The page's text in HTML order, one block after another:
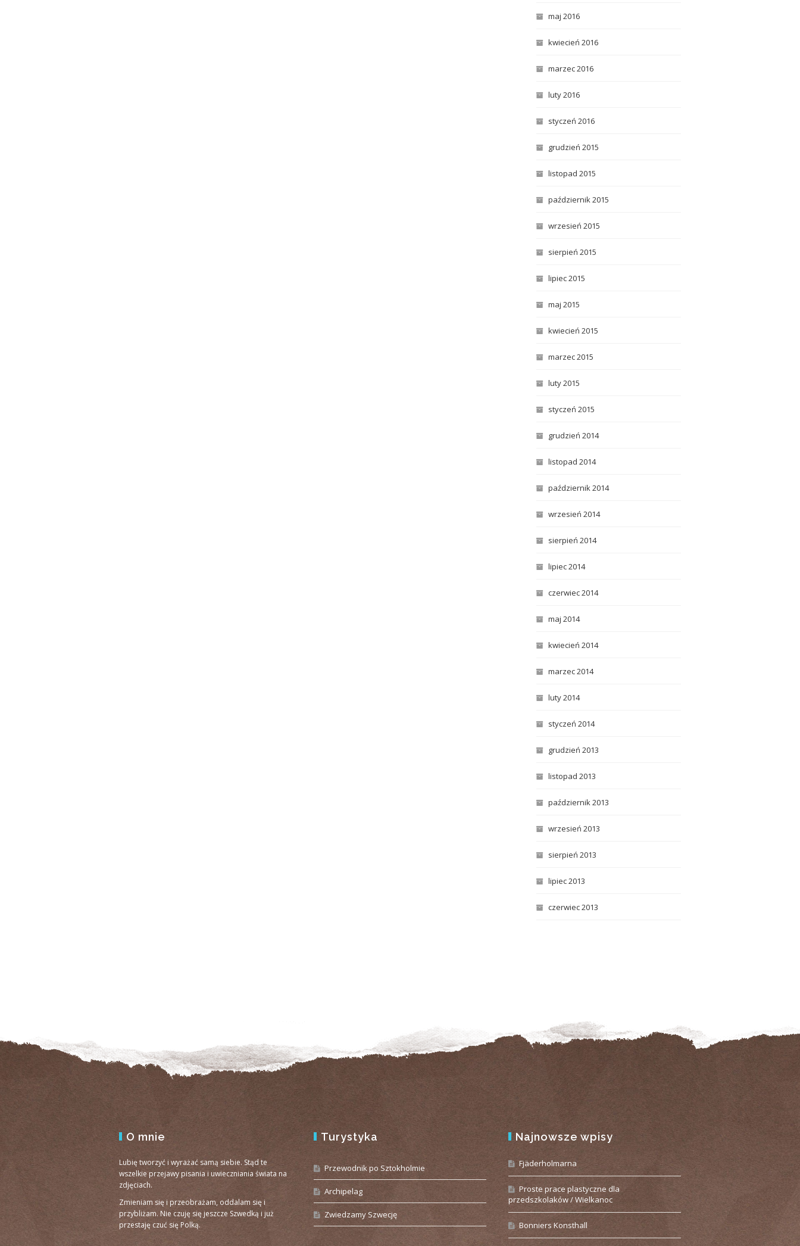
maj 2016
kwiecień 2016
marzec 2016
luty 2016
styczeń 2016
grudzień 2015
listopad 2015
październik 2015
wrzesień 2015
sierpień 2015
lipiec 2015
maj 2015
kwiecień 2015
marzec 2015
luty 2015
styczeń 2015
grudzień 2014
listopad 2014
październik 2014
wrzesień 2014
sierpień 2014
lipiec 2014
czerwiec 2014
maj 2014
kwiecień 2014
marzec 2014
luty 2014
styczeń 2014
grudzień 2013
listopad 2013
październik 2013
wrzesień 2013
sierpień 2013
lipiec 2013
czerwiec 2013
O mnie
Lubię tworzyć i wyrażać samą siebie. Stąd te
wszelkie przejawy pisania i uwieczniania świata na
zdjęciach.
Zmieniam się i przeobrażam, oddalam się i
przybliżam. Nie czuję się jeszcze Szwedką i już
przestaję czuć się Polką.
Turystyka
Przewodnik po Sztokholmie
Archipelag
Zwiedzamy Szwecję
Najnowsze wpisy
Fjäderholmarna
Proste prace plastyczne dla
przedszkolaków / Wielkanoc
Bonniers Konsthall